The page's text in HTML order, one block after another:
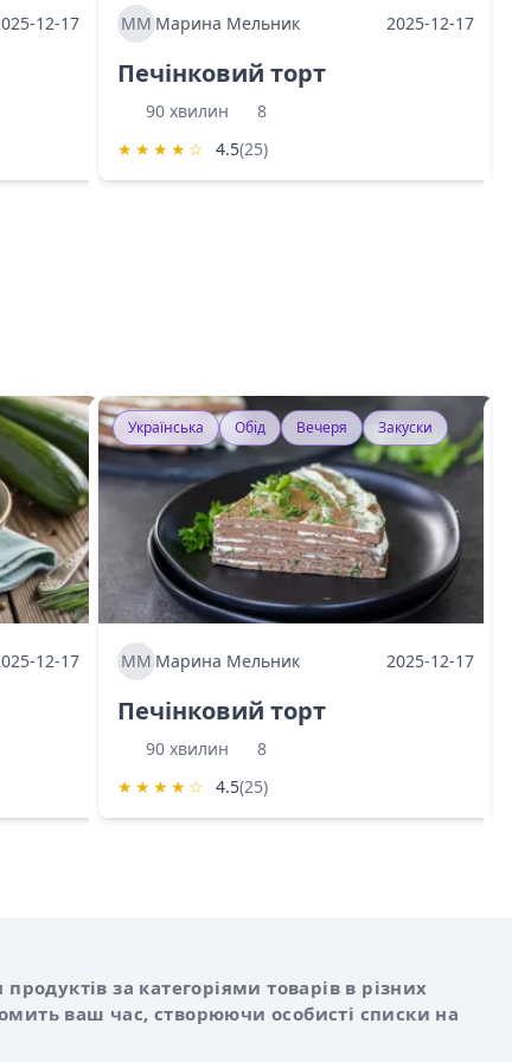
12-17 МММарина Мельник 2025-12-17
Печінковий торт
90 хвилин
8
★ ★ ★ ★ ☆ 4.5(25)
12-17
Українська Обід Вечеря Закуски
МММарина Мельник 2025-12-17
Печінковий торт
90 хвилин
8
★ ★ ★ ★ ☆ 4.5(25)
за категоріями товарів в різних
ваш час, створюючи особисті списки на